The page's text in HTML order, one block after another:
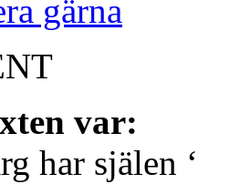
gärna
var:
har själen ‘